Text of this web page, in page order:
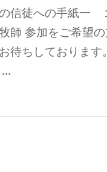
信徒への手紙
参加をご希望の
待ちしておりま
…